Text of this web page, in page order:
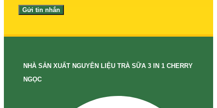
Gửi tin nhắn
NHÀ SẢN XUẤT NGUYÊN LIỆU TRÀ SỮA 3 IN 1 CHERRY
NGỌC